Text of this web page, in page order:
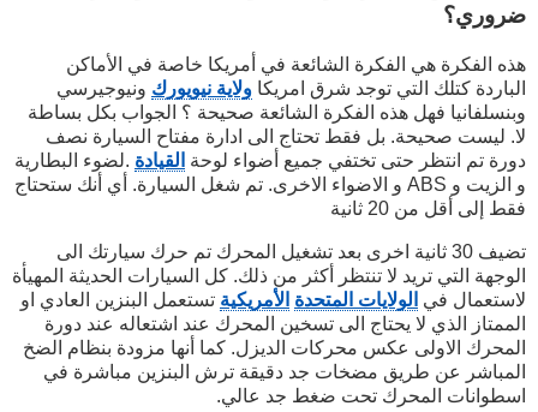
ضروري؟
هذه الفكرة هي الفكرة الشائعة في أمريكا خاصة في الأماكن
الباردة كتلك التي توجد شرق امريكا ولاية نيويورك ونيوجيرسي
وبنسلفانيا فهل هذه الفكرة الشائعة صحيحة ؟ الجواب بكل بساطة
لا. ليست صحيحة. بل فقط تحتاج الى ادارة مفتاح السيارة نصف
دورة تم انتظر حتى تختفي جميع أضواء لوحة القيادة .لضوء البطارية
و الزيت و ABS و الاضواء الاخرى. تم شغل السيارة. أي أنك ستحتاج
فقط إلى أقل من 20 ثانية
تضيف 30 ثانية اخرى بعد تشغيل المحرك تم حرك سيارتك الى
الوجهة التي تريد لا تنتظر أكثر من ذلك. كل السيارات الحديثة المهيأة
لاستعمال في الولايات المتحدة الأمريكية تستعمل البنزين العادي او
الممتاز الذي لا يحتاج الى تسخين المحرك عند اشتعاله عند دورة
المحرك الاولى عكس محركات الديزل. كما أنها مزودة بنظام الضخ
المباشر عن طريق مضخات جد دقيقة ترش البنزين مباشرة في
اسطوانات المحرك تحت ضغط جد عالي.